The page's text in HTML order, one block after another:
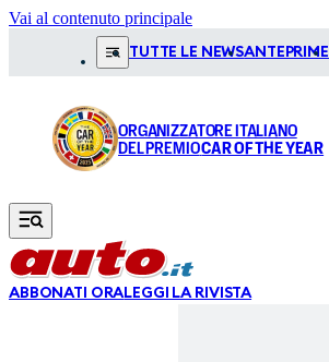
Vai al contenuto principale
TUTTE LE NEWSANTEPRIME
ORGANIZZATORE ITALIANO
DEL PREMIOCAR OF THE YEAR
ABBONATI ORALEGGI LA RIVISTA